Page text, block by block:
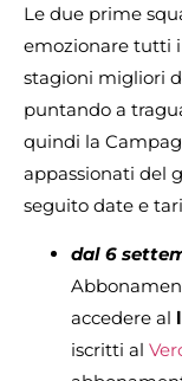
Le due prime
emozionare tutti
stagioni migliori
puntando a
quindi la
appassionati del
seguito date e
dal 6
accedere al
iscritti al